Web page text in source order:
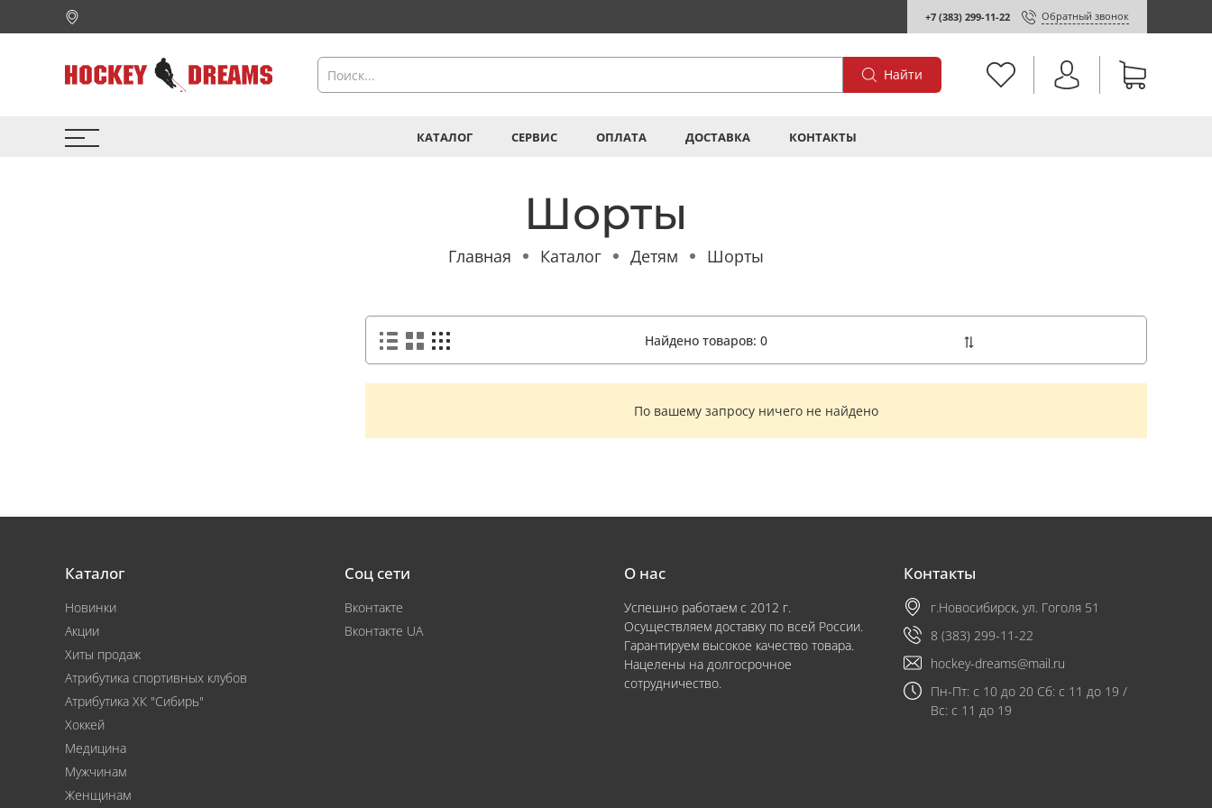
+7 (383) 299-11-22 Обратный звонок
Найти
КАТАЛОГ СЕРВИС ОПЛАТА ДОСТАВКА КОНТАКТЫ
Шорты
Главная Каталог Детям Шорты
Найдено товаров: 0
По вашему запросу ничего не найдено
Каталог
Новинки
Акции
Хиты продаж
Атрибутика спортивных клубов
Атрибутика ХК "Сибирь"
Хоккей
Медицина
Мужчинам
Женщинам
Соц сети
Вконтакте
Вконтакте UA
О нас
Успешно работаем с 2012 г.
Осуществляем доставку по всей России.
Гарантируем высокое качество товара.
Нацелены на долгосрочное
сотрудничество.
Контакты
г.Новосибирск, ул. Гоголя 51
8 (383) 299-11-22
hockey-dreams@mail.ru
Пн-Пт: с 10 до 20 Сб: с 11 до 19 /
Вс: с 11 до 19